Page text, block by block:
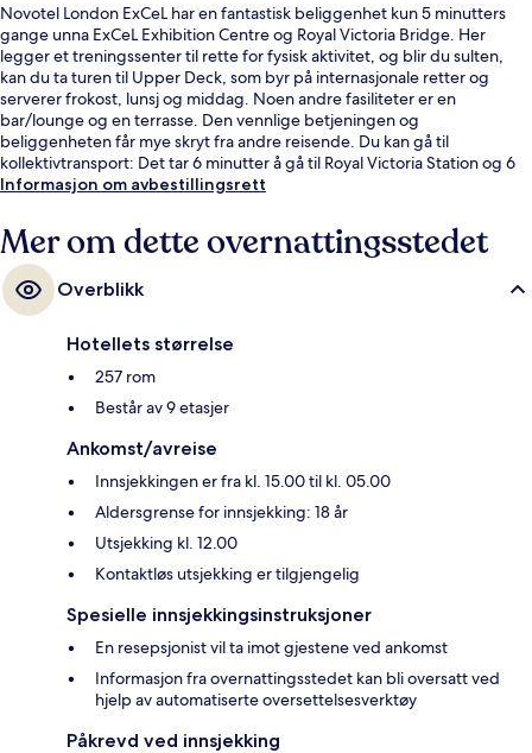
Novotel London ExCeL har en fantastisk beliggenhet kun 5 minutters
gange unna ExCeL Exhibition Centre og Royal Victoria Bridge. Her
legger et treningssenter til rette for fysisk aktivitet, og blir du sulten,
kan du ta turen til Upper Deck, som byr på internasjonale retter og
serverer frokost, lunsj og middag. Noen andre fasiliteter er en
bar/lounge og en terrasse. Den vennlige betjeningen og
beliggenheten får mye skryt fra andre reisende. Du kan gå til
kollektivtransport: Det tar 6 minutter å gå til Royal Victoria Station og 6
minutter å gå til Custom House Station.
Informasjon om avbestillingsrett
Mer om dette overnattingsstedet
Overblikk
Hotellets størrelse
257 rom
Består av 9 etasjer
Ankomst/avreise
Innsjekkingen er fra kl. 15.00 til kl. 05.00
Aldersgrense for innsjekking: 18 år
Utsjekking kl. 12.00
Kontaktløs utsjekking er tilgjengelig
Spesielle innsjekkingsinstruksjoner
En resepsjonist vil ta imot gjestene ved ankomst
Informasjon fra overnattingsstedet kan bli oversatt ved
hjelp av automatiserte oversettelsesverktøy
Påkrevd ved innsjekking